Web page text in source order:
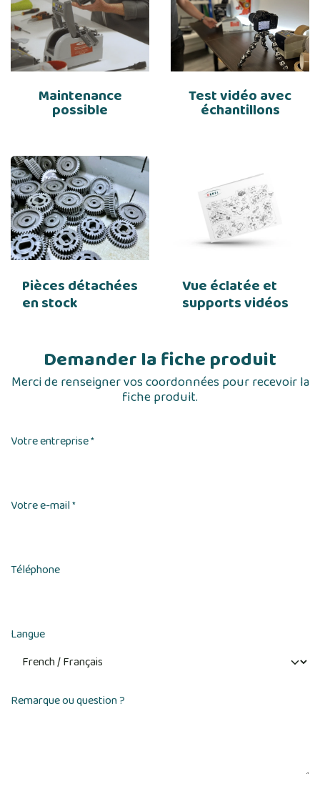
Maintenance
possible
Test vidéo avec
échantillons
Pièces détachées
en stock
Vue éclatée et
supports vidéos
Demander la fiche produit
Merci de renseigner vos coordonnées pour recevoir la
fiche produit.
Votre entreprise*
Votre e-mail*
Téléphone
Langue
Remarque ou question ?